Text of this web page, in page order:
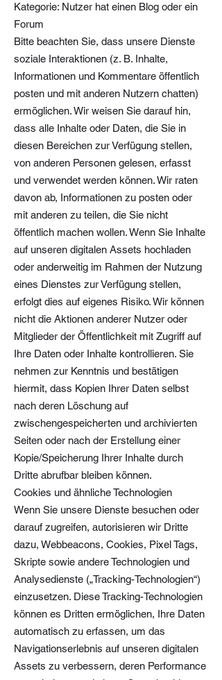
Kategorie: Nutzer hat einen Blog oder ein
Forum
Bitte beachten Sie, dass unsere Dienste
soziale Interaktionen (z. B. Inhalte,
Informationen und Kommentare öffentlich
posten und mit anderen Nutzern chatten)
ermöglichen. Wir weisen Sie darauf hin,
dass alle Inhalte oder Daten, die Sie in
diesen Bereichen zur Verfügung stellen,
von anderen Personen gelesen, erfasst
und verwendet werden können. Wir raten
davon ab, Informationen zu posten oder
mit anderen zu teilen, die Sie nicht
öffentlich machen wollen. Wenn Sie Inhalte
auf unseren digitalen Assets hochladen
oder anderweitig im Rahmen der Nutzung
eines Dienstes zur Verfügung stellen,
erfolgt dies auf eigenes Risiko. Wir können
nicht die Aktionen anderer Nutzer oder
Mitglieder der Öffentlichkeit mit Zugriff auf
Ihre Daten oder Inhalte kontrollieren. Sie
nehmen zur Kenntnis und bestätigen
hiermit, dass Kopien Ihrer Daten selbst
nach deren Löschung auf
zwischengespeicherten und archivierten
Seiten oder nach der Erstellung einer
Kopie/Speicherung Ihrer Inhalte durch
Dritte abrufbar bleiben können.
Cookies und ähnliche Technologien
Wenn Sie unsere Dienste besuchen oder
darauf zugreifen, autorisieren wir Dritte
dazu, Webbeacons, Cookies, Pixel Tags,
Skripte sowie andere Technologien und
Analysedienste („Tracking-Technologien“)
einzusetzen. Diese Tracking-Technologien
können es Dritten ermöglichen, Ihre Daten
automatisch zu erfassen, um das
Navigationserlebnis auf unseren digitalen
Assets zu verbessern, deren Performance